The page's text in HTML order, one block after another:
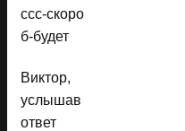
ссс-скоро
б-будет
Виктор,
услышав
ответ